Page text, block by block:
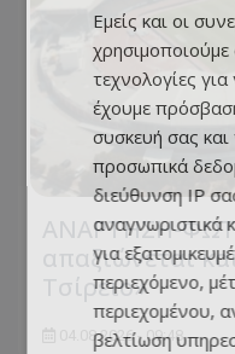
ΑΝΑΡΤΗΣΗ-
απαξιώνεται
Τσίρειο»
04.08.2026 - 09:48
Εμείς και οι
τεχνολογίες
έχουμε
συσκευή σας
προσωπικά
διεύθυνση IP
αναγνωριστικά
για
περιεχόμενο,
περιεχομένου,
βελτίωση